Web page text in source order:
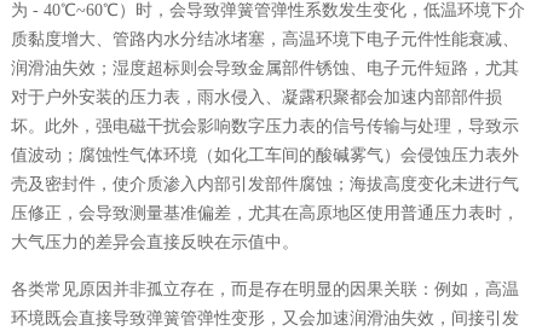
为 - 40℃~60℃）时，会导致弹簧管弹性系数发生变化，低温环境下介
质黏度增大、管路内水分结冰堵塞，高温环境下电子元件性能衰减、
润滑油失效；湿度超标则会导致金属部件锈蚀、电子元件短路，尤其
对于户外安装的压力表，雨水侵入、凝露积聚都会加速内部部件损
坏。此外，强电磁干扰会影响数字压力表的信号传输与处理，导致示
值波动；腐蚀性气体环境（如化工车间的酸碱雾气）会侵蚀压力表外
壳及密封件，使介质渗入内部引发部件腐蚀；海拔高度变化未进行气
压修正，会导致测量基准偏差，尤其在高原地区使用普通压力表时，
大气压力的差异会直接反映在示值中。
各类常见原因并非孤立存在，而是存在明显的因果关联：例如，高温
环境既会直接导致弹簧管弹性变形，又会加速润滑油失效，间接引发